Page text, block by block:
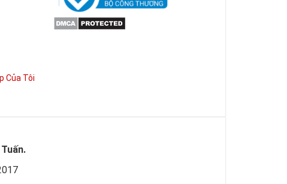
việc mà còn
sẽ có được
Của Tôi